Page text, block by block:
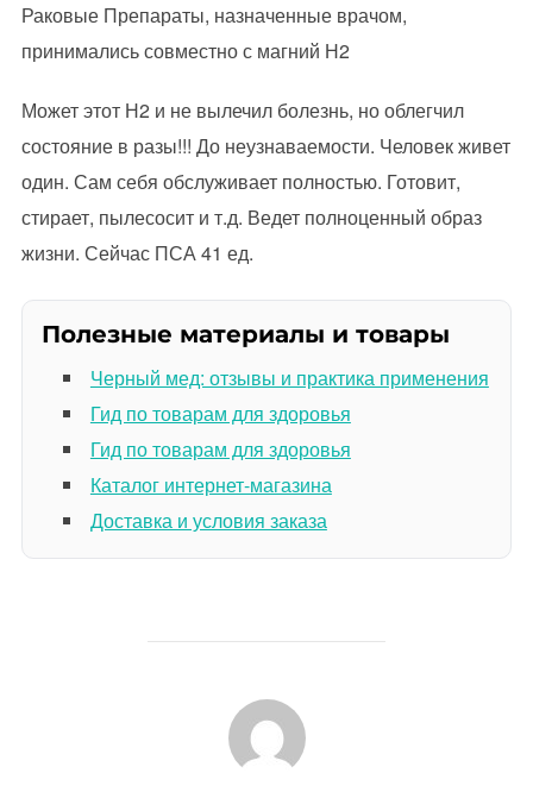
Раковые Препараты, назначенные врачом,
принимались совместно с магний Н2
Может этот Н2 и не вылечил болезнь, но облегчил
состояние в разы!!! До неузнаваемости. Человек живет
один. Сам себя обслуживает полностью. Готовит,
стирает, пылесосит и т.д. Ведет полноценный образ
жизни. Сейчас ПСА 41 ед.
Полезные материалы и товары
Черный мед: отзывы и практика применения
Гид по товарам для здоровья
Гид по товарам для здоровья
Каталог интернет-магазина
Доставка и условия заказа
АВТОР ЗАПИСИ